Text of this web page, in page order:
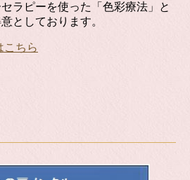
ラピーを使った「色彩療法」と
としております。
こちら